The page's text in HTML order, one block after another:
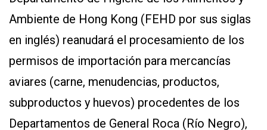
Ambiente de Hong Kong (FEHD por sus siglas
en inglés) reanudará el procesamiento de los
permisos de importación para mercancías
aviares (carne, menudencias, productos,
subproductos y huevos) procedentes de los
Departamentos de General Roca (Río Negro),